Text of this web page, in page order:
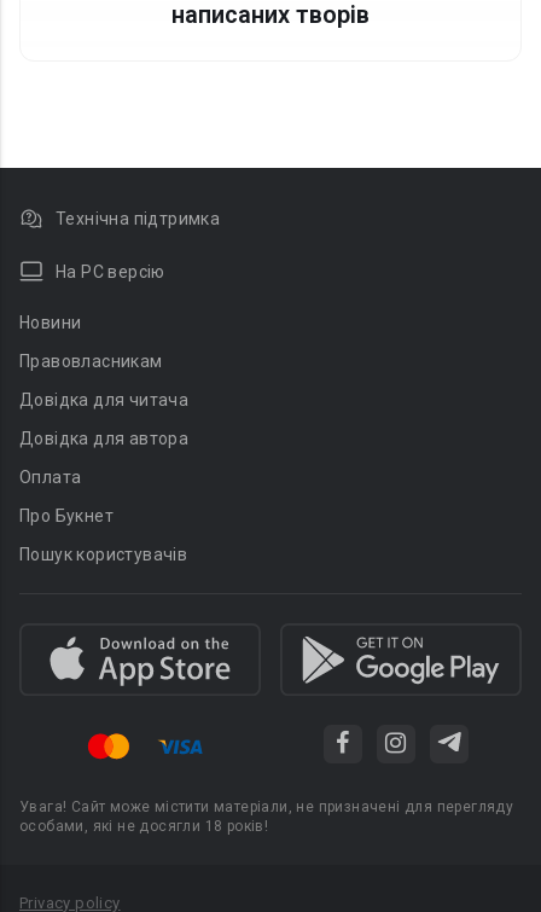
написаних творів
Технічна підтримка
На PC версію
Новини
Правовласникам
Довідка для читача
Довідка для автора
Оплата
Про Букнет
Пошук користувачів
Увага! Сайт може містити матеріали, не призначені для перегляду
особами, які не досягли 18 років!
Privacy policy